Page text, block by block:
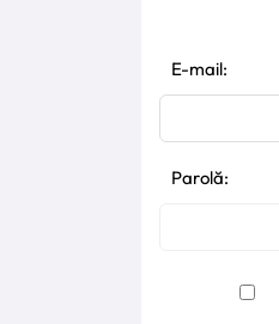
E-mail:
Parolă: